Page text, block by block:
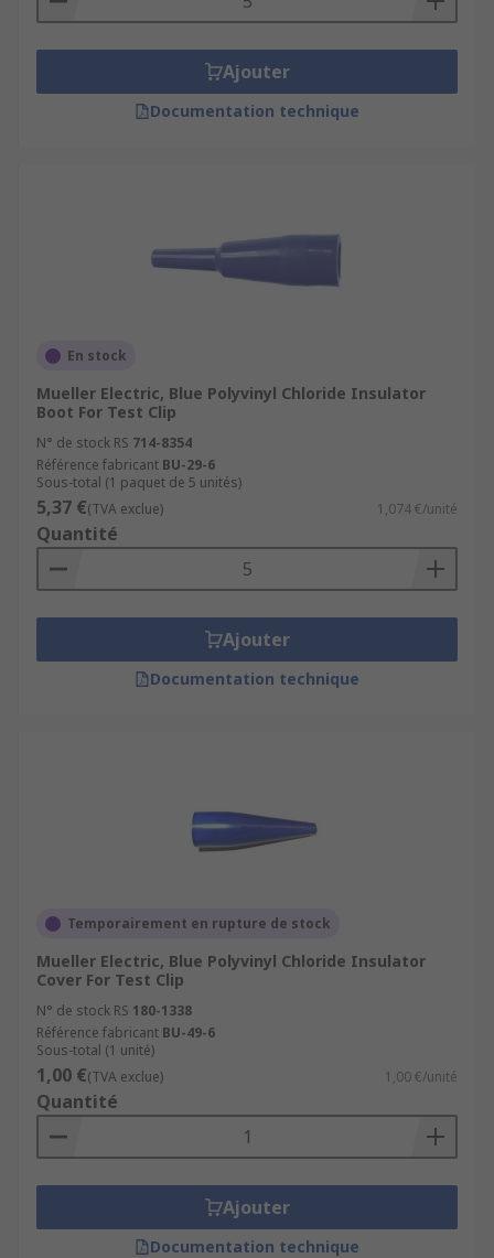
Ajouter
Documentation technique
En stock
Mueller Electric, Blue Polyvinyl Chloride Insulator
Boot For Test Clip
N° de stock RS 714-8354
Référence fabricant BU-29-6
Sous-total (1 paquet de 5 unités)
5,37 €(TVA exclue) 1,074 €/unité
Quantité
Ajouter
Documentation technique
Temporairement en rupture de stock
Mueller Electric, Blue Polyvinyl Chloride Insulator
Cover For Test Clip
N° de stock RS 180-1338
Référence fabricant BU-49-6
Sous-total (1 unité)
1,00 €(TVA exclue) 1,00 €/unité
Quantité
Ajouter
Documentation technique